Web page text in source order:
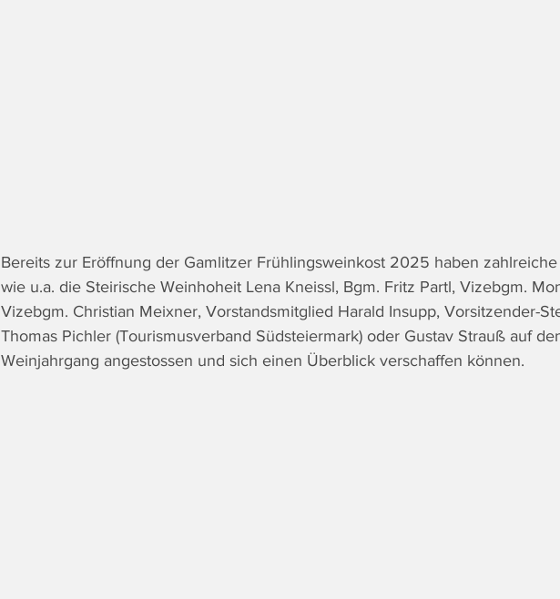
Bereits zur Eröffnung der Gamlitzer Frühlingsweinkost 2025 haben zahlreiche
wie u.a. die Steirische Weinhoheit Lena Kneissl, Bgm. Fritz Partl, Vizebgm.
Vizebgm. Christian Meixner, Vorstandsmitglied Harald Insupp, Vorsitzender-
Thomas Pichler (Tourismusverband Südsteiermark) oder Gustav Strauß auf
Weinjahrgang angestossen und sich einen Überblick verschaffen können.